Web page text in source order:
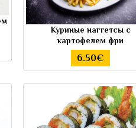
Куриные наггетсы с
картофелем фри
6.50€